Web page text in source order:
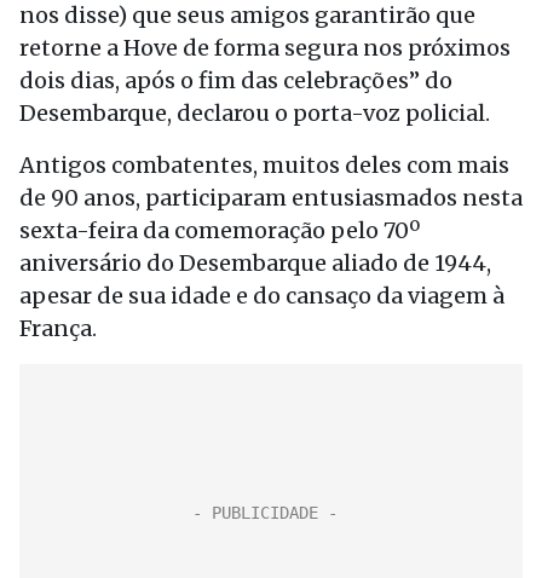
nos disse) que seus amigos garantirão que
retorne a Hove de forma segura nos próximos
dois dias, após o fim das celebrações” do
Desembarque, declarou o porta-voz policial.
Antigos combatentes, muitos deles com mais
de 90 anos, participaram entusiasmados nesta
sexta-feira da comemoração pelo 70º
aniversário do Desembarque aliado de 1944,
apesar de sua idade e do cansaço da viagem à
França.